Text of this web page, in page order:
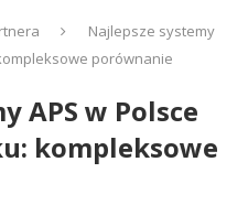
Najlepsze systemy
porównanie
APS w Polsce
kompleksowe